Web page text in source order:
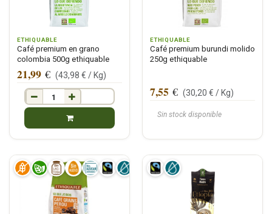
ETHIQUABLE
Café premium en grano
colombia 500g ethiquable
21,99 € (43,98 € / Kg)
ETHIQUABLE
Café premium burundi molido
250g ethiquable
Sin stock disponible
7,55 € (30,20 € / Kg)